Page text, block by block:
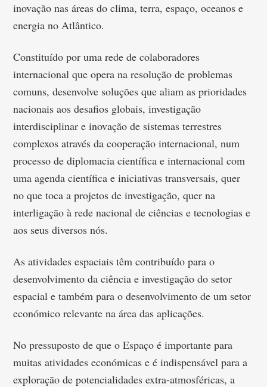
inovação nas áreas do clima, terra, espaço, oceanos e
energia no Atlântico.
Constituído por uma rede de colaboradores
internacional que opera na resolução de problemas
comuns, desenvolve soluções que aliam as prioridades
nacionais aos desafios globais, investigação
interdisciplinar e inovação de sistemas terrestres
complexos através da cooperação internacional, num
processo de diplomacia científica e internacional com
uma agenda científica e iniciativas transversais, quer
no que toca a projetos de investigação, quer na
interligação à rede nacional de ciências e tecnologias e
aos seus diversos nós.
As atividades espaciais têm contribuído para o
desenvolvimento da ciência e investigação do setor
espacial e também para o desenvolvimento de um setor
económico relevante na área das aplicações.
No pressuposto de que o Espaço é importante para
muitas atividades económicas e é indispensável para a
exploração de potencialidades extra-atmosféricas, a